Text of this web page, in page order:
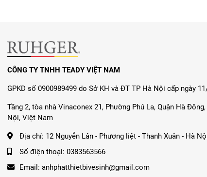
CÔNG TY TNHH TEADY VIỆT NAM
GPKD số 0900989499 do Sở KH và ĐT TP Hà Nội cấp ngày
Tầng 2, tòa nhà Vinaconex 21, Phường Phú La, Quận Hà
Nội, Việt Nam
Địa chỉ: 12 Nguyễn Lân - Phương liệt - Thanh Xuân - Hà
Số điện thoại: 0383563566
Email: anhphatthietbivesinh@gmail.com